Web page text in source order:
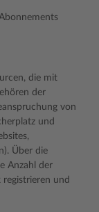
die mit
der
von
und
Über die
Anzahl der
registrieren und